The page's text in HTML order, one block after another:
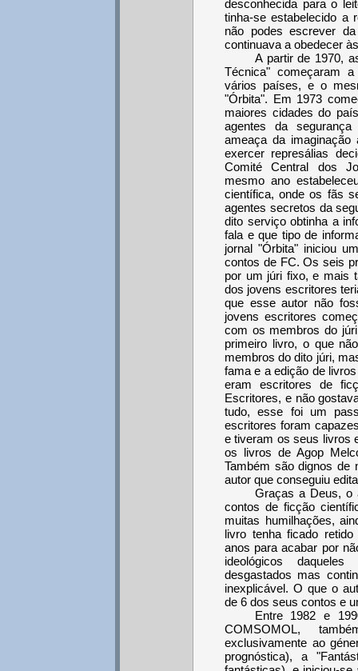
desconhecida para o
tinha-se estabelecido a
não podes escrever
continuava a obedecer
A partir de 1970,
Técnica" começaram
vários países, e o
"Órbita". Em 1973
maiores cidades do
agentes da
ameaça da
exercer represálias
Comité Central dos
mesmo ano
científica, onde os fãs
agentes secretos da
dito serviço obtinha a
fala e que tipo de
jornal "Órbita" iniciou
contos de FC. Os seis
por um júri fixo, e mais
dos jovens escritores
que esse autor não
jovens escritores
com os membros do
primeiro livro, o que
membros do dito júri,
fama e a edição de
eram escritores de
Escritores, e não
tudo, esse foi um
escritores foram
e tiveram os seus livros
os livros de Agop
Também são dignos de
autor que conseguiu
Graças a Deus, o
contos de ficção
muitas humilhações,
livro tenha ficado
anos para acabar por
ideológicos
desgastados mas
inexplicável. O que o
de 6 dos seus contos e
Entre 1982 e
COMSOMOL,
exclusivamente ao
prognóstica), a